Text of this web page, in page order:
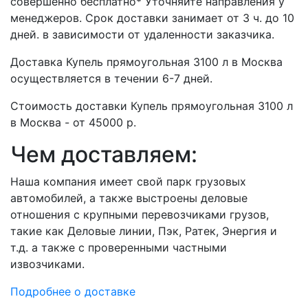
менеджеров. Срок доставки занимает от 3 ч. до 10
дней. в зависимости от удаленности заказчика.
Доставка Купель прямоугольная 3100 л в Москва
осуществляется в течении 6-7 дней.
Стоимость доставки Купель прямоугольная 3100 л
в Москва - от 45000 р.
Чем доставляем:
Наша компания имеет свой парк грузовых
автомобилей, а также выстроены деловые
отношения с крупными перевозчиками грузов,
такие как Деловые линии, Пэк, Ратек, Энергия и
т.д. а также с проверенными частными
извозчиками.
Подробнее о доставке